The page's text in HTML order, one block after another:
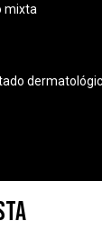
mixta